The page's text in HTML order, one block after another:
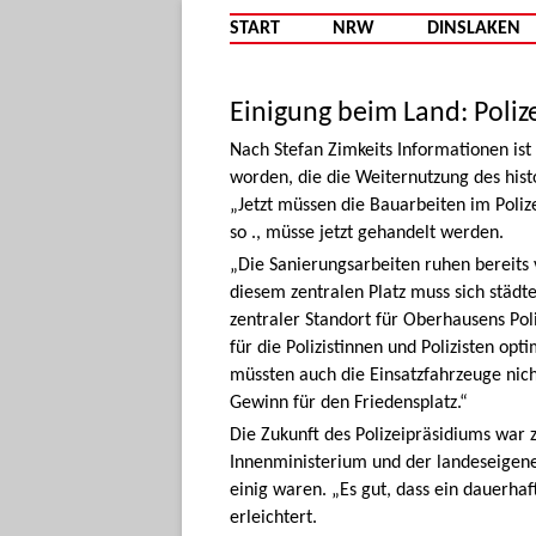
START NRW DINSLAKEN
Einigung beim Land:
Nach Stefan Zimkeits Informationen
worden, die die Weiternutzung des
„Jetzt müssen die Bauarbeiten im
so ., müsse jetzt gehandelt werden.
„Die Sanierungsarbeiten ruhen
diesem zentralen Platz muss sich
zentraler Standort für Oberhausens
für die Polizistinnen und Polizisten
müssten auch die Einsatzfahrzeuge
Gewinn für den Friedensplatz.“
Die Zukunft des Polizeipräsidiums war
Innenministerium und der
einig waren. „Es gut, dass ein
erleichtert.